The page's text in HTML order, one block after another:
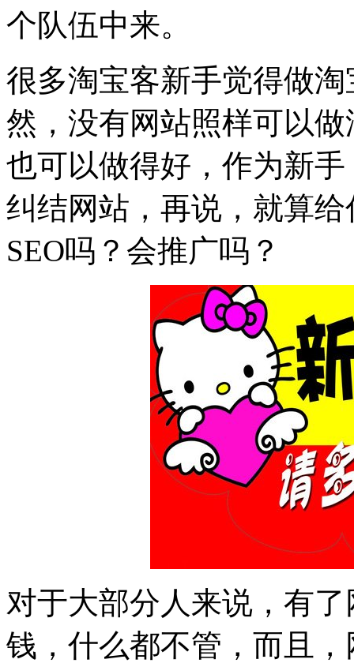
个队伍中来。
很多淘宝客新手觉得做
然，没有网站照样可以
也可以做得好，作为新
纠结网站，再说，就算
SEO吗？会推广吗？
对于大部分人来说，有
钱，什么都不管，而且